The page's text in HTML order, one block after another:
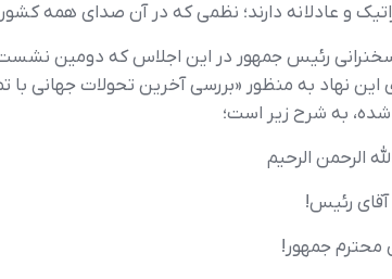
و عادلانه دارند؛ نظمی که در آن صدای همه
رئیس جمهور در این اجلاس که دومین نشست
این نهاد به منظور «بررسی آخرین تحولات جهانی با
شده، به شرح زیر است؛
الرحمن الرحیم
رئیس!
محترم جمهور!